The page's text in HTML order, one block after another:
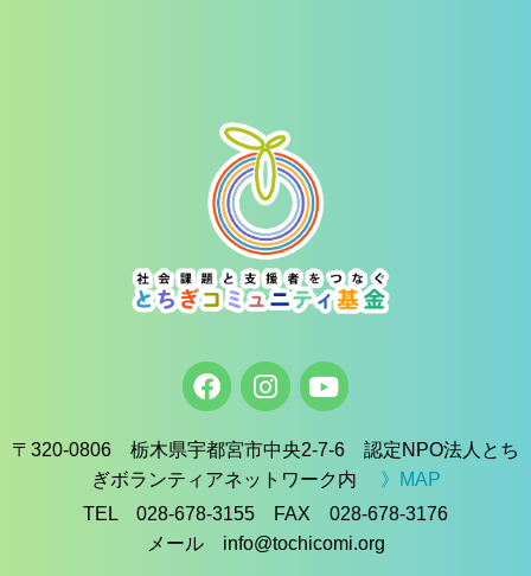
〒320-0806 栃木県宇都宮市中央2-7-6 認定NPO法人とち
ぎボランティアネットワーク内 》MAP
TEL 028-678-3155 FAX 028-678-3176
メール info@tochicomi.org